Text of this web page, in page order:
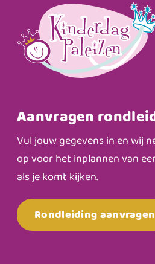
Aanvragen
Vul jouw gegevens in en wij
op voor het inplannen van
als je komt kijken.
Rondleiding aanvragen